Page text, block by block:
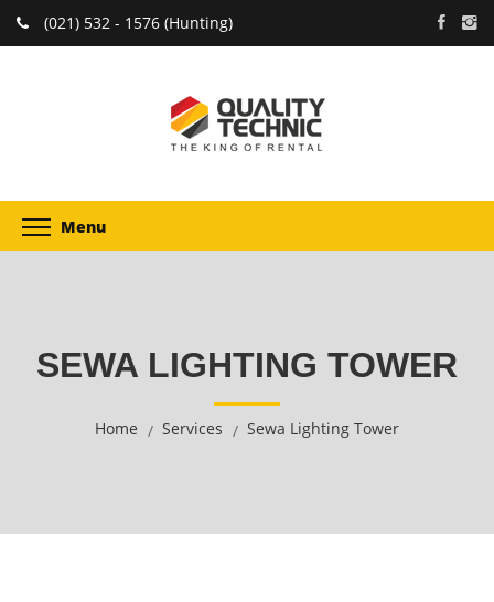
(021) 532 - 1576 (Hunting)
Menu
SEWA LIGHTING TOWER
Home Services Sewa Lighting Tower